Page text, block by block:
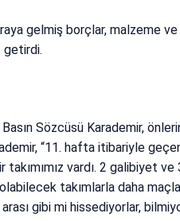
gelmiş borçlar, malzeme
getirdi.
Sözcüsü Karademir,
“11. hafta itibariyle
takımımız vardı. 2 galibiyet
takımlarla daha
gibi mi hissediyorlar,